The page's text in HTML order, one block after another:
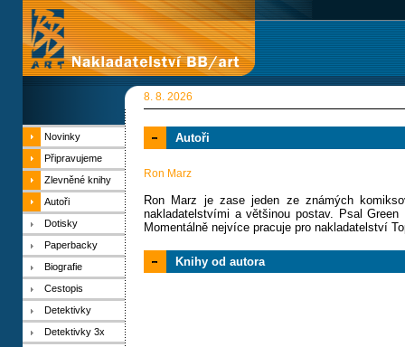
8. 8. 2026
Novinky
Připravujeme
Zlevněné knihy
Autoři
Dotisky
Paperbacky
Biografie
Cestopis
Detektivky
Detektivky 3x
Autoři
Ron Marz
Ron Marz je zase jeden ze známých
nakladatelstvími a většinou postav. Psal
Momentálně nejvíce pracuje pro nakladatelství
Knihy od autora